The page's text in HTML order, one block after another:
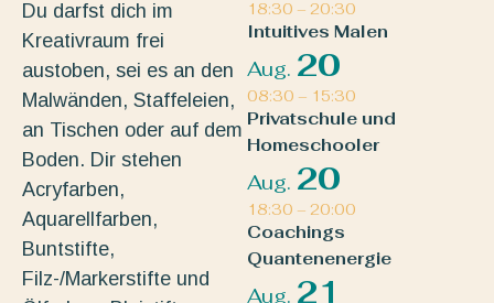
Du darfst dich im
Kreativraum frei
austoben, sei es an den
Malwänden, Staffeleien,
an Tischen oder auf dem
Boden. Dir stehen
Acryfarben,
Aquarellfarben,
Buntstifte,
Filz-/Markerstifte und
18:30 – 20:30
Intuitives Malen
Aug. 20
08:30 – 15:30
Privatschule und
Homeschooler
Aug. 20
18:30 – 20:00
Coachings
Quantenenergie
Aug. 21